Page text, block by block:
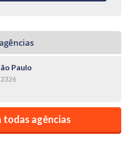
Paulo
todas agências